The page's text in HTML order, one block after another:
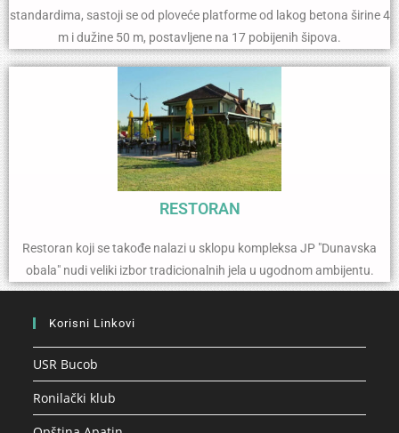
standardima, sastoji se od ploveće platforme od lakog betona širine 4
m i dužine 50 m, postavljene na 17 pobijenih šipova.
RESTORAN
Restoran koji se takođe nalazi u sklopu kompleksa JP "Dunavska
obala" nudi veliki izbor tradicionalnih jela u ugodnom ambijentu.
Korisni Linkovi
USR Bucob
Ronilački klub